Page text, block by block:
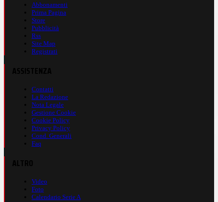
Abbonamenti
Prima Pagina
Store
Pubblicità
Rss
Site Map
Registrati
Contatti
La Redazione
Nota Legale
Gestione Cookie
Cookie Policy
Privacy Policy
Cond. Generali
Faq
Video
Foto
Calendario Serie A